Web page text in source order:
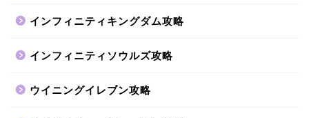
インフィニティキングダム攻略
インフィニティソウルズ攻略
ウイニングイレブン攻略